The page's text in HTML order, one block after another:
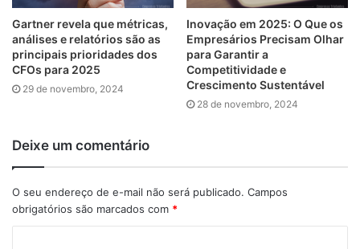
incluindo mais de 85 empresas da Fortune 100, fazem
parceria com a NICE para transformar – e elevar – cada
interação com o cliente.
Gartner revela que métricas,
análises e relatórios são as
principais prioridades dos
CFOs para 2025
29 de novembro, 2024
Inovação em 2025: O Que os
Empresários Precisam Olhar
para Garantir a
Competitividade e
Crescimento Sustentável
28 de novembro, 2024
Deixe um comentário
O seu endereço de e-mail não será publicado. Campos
obrigatórios são marcados com *